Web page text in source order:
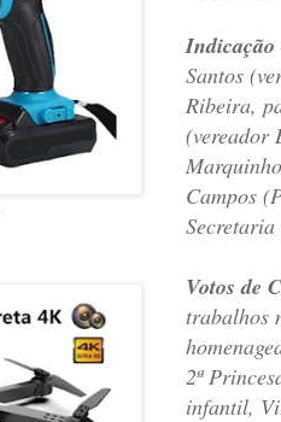
Indicação
Santos
Ribeira,
(vereador
Campos
Votos de
trabalhos
2ª
infantil,